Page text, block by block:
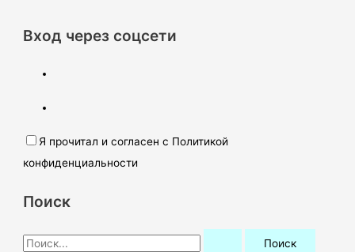
Вход через соцсети
Я прочитал и согласен с Политикой
конфиденциальности
Поиск
П